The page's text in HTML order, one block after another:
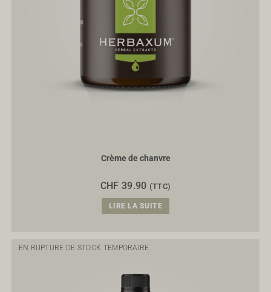
Crème de chanvre
CHF 39.90 (TTC)
LIRE LA SUITE
EN RUPTURE DE STOCK TEMPORAIRE